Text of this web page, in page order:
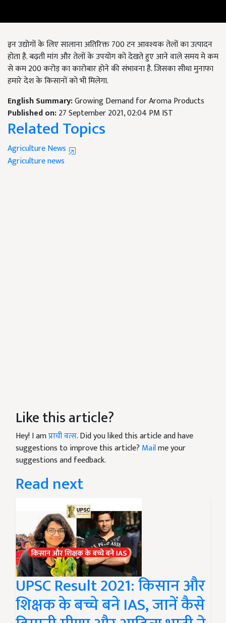
इन उद्योगों के लिए सालाना अतिरिक्त 700 टन आवश्यक तेलों का उत्पादन
होता है. बढ़ती मांग और तेलों के उपयोग को देखते हुए आने वाले समय मे कम
से कम 200 करोड़ का कारोबार होने की संभावना है. जिसका सीधा मुनाफा
हमारे देश के किसानों को भी मिलेगा.
English Summary:Growing Demand for Aroma Products
Published on:27 September 2021, 02:04 PM IST
Related Topics
Agriculture News
Agriculture news
Like this article?
Hey! I amप्राची वत्स. Did you liked this article and have
suggestions to improve this article? Mailme your
suggestions and feedback.
Read next
UPSC Result 2021: किसान और
शिक्षक के बच्चे बने IAS, जानें कैसे